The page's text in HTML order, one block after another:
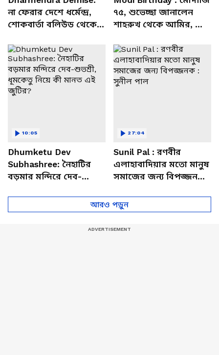
না ফেরার দেশে ধর্মেন্দ্র,
শোকবার্তা বলিউড থেকে
৭৫, শুভেচ্ছা জানালেন
শাহরুখ থেকে আমির, কী
Dhumketu Dev
Subhashree: নৈহাটির
বড়মার মন্দিরে দেব-
10:05
Sunil Pal : রণবীর
এলাহাবাদিয়ার মতো মানুষ
সমাজের জন্য বিপজ্জনক :
27:04
আরও পড়ুন